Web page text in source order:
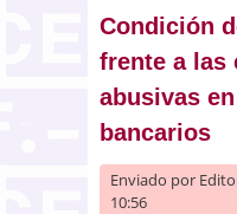
Condición
frente a las
abusivas
bancarios
Enviado por
10:56